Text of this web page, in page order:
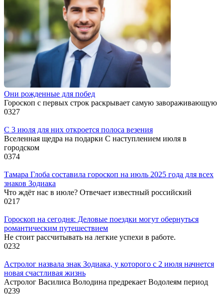
Они рожденные для побед
Гороскоп с первых строк раскрывает самую завораживающую
0327
С 3 июля для них откроется полоса везения
Вселенная щедра на подарки С наступлением июля в
городском
0374
Тамара Глоба составила гороскоп на июль 2025 года для всех
знаков Зодиака
Что ждёт нас в июле? Отвечает известный российский
0217
Гороскоп на сегодня: Деловые поездки могут обернуться
романтическим путешествием
Не стоит рассчитывать на легкие успехи в работе.
0232
Астролог назвала знак Зодиака, у которого с 2 июля начнется
новая счастливая жизнь
Астролог Василиса Володина предрекает Водолеям период
0239